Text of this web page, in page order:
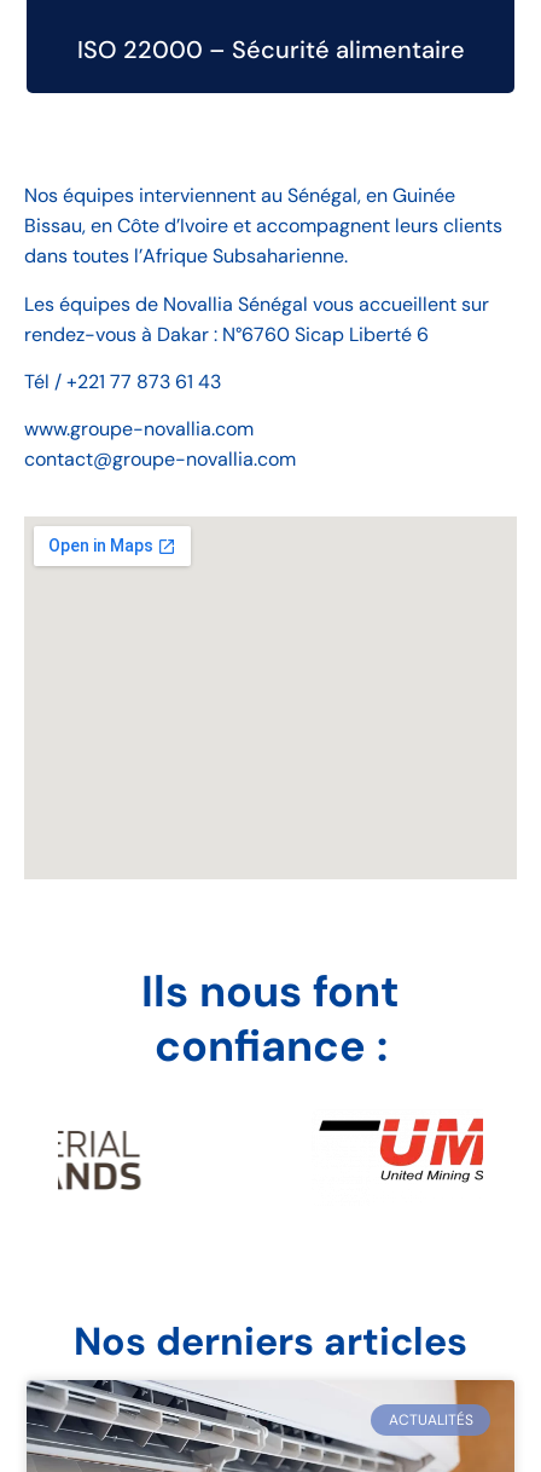
ISO 22000 – Sécurité alimentaire
Nos équipes interviennent au Sénégal, en Guinée
Bissau, en Côte d’Ivoire et accompagnent leurs clients
dans toutes l’Afrique Subsaharienne.
Les équipes de Novallia Sénégal vous accueillent sur
rendez-vous à Dakar : N°6760 Sicap Liberté 6
Tél / +221 77 873 61 43
www.groupe-novallia.com
contact@groupe-novallia.com
Ils nous font
confiance :
Nos derniers articles
ACTUALITÉS